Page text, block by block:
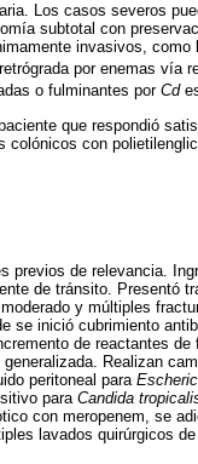
Los casos severos
subtotal con
invasivos,
por enemas vía
o fulminantes por Cd
que respondió
colónicos con
previos de relevancia.
de tránsito. Presentó
y múltiples
se inició cubrimiento
de reactantes
Realizan
peritoneal para
para Candida
con meropenem, se
lavados quirúrgicos